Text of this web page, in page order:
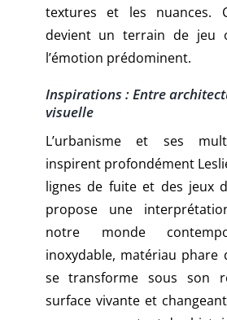
textures et les nuances.
devient un terrain de jeu
l’émotion prédominent.
Inspirations : Entre
visuelle
L’urbanisme et ses
inspirent profondément
lignes de fuite et des jeux
propose une
notre monde
inoxydable, matériau phare
se transforme sous son
surface vivante et